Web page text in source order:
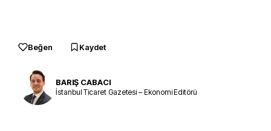
Beğen Kaydet
BARIŞ CABACI
İstanbul Ticaret Gazetesi – Ekonomi Editörü